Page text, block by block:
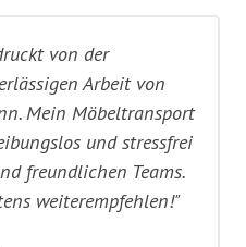
von der
Arbeit von
Mein Möbeltransport
und stressfrei
freundlichen Teams.
weiterempfehlen!"